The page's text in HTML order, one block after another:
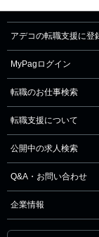
アデコの転職支援に登
MyPagログイン
転職のお仕事検索
転職支援について
公開中の求人検索
Q&A・お問い合わせ
企業情報